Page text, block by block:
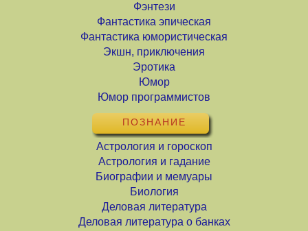
Фэнтези
Фантастика эпическая
Фантастика юмористическая
Экшн, приключения
Эротика
Юмор
Юмор программистов
ПОЗНАНИЕ
Астрология и гороскоп
Астрология и гадание
Биографии и мемуары
Биология
Деловая литература
Деловая литература о банках